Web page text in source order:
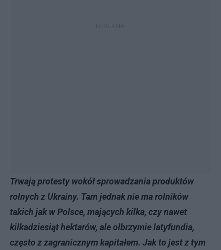
Trwają protesty wokół sprowadzania produktów
rolnych z Ukrainy. Tam jednak nie ma rolników
takich jak w Polsce, mających kilka, czy nawet
kilkadziesiąt hektarów, ale olbrzymie latyfundia,
często z zagranicznym kapitałem. Jak to jest z tym